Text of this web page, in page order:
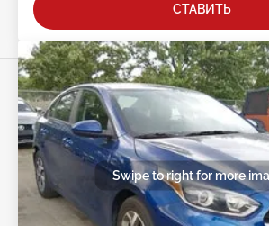
СТАВИТЬ
Swipe to right for more